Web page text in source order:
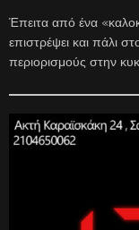
Έπειτα από ένα
επιστρέψει και πάλι
περιορισμούς στην